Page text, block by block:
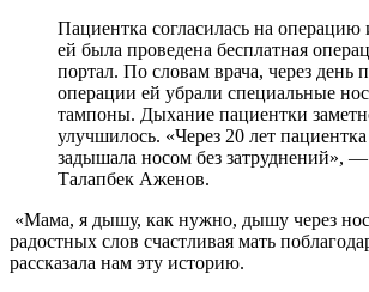
Пациентка согласилась на операцию
ей была проведена бесплатная
портал. По словам врача, через день
операции ей убрали специальные
тампоны. Дыхание пациентки
улучшилось. «Через 20 лет
задышала носом без затруднений»,
Талапбек Аженов.
«Мама, я дышу, как нужно, дышу через
радостных слов счастливая мать
рассказала нам эту историю.